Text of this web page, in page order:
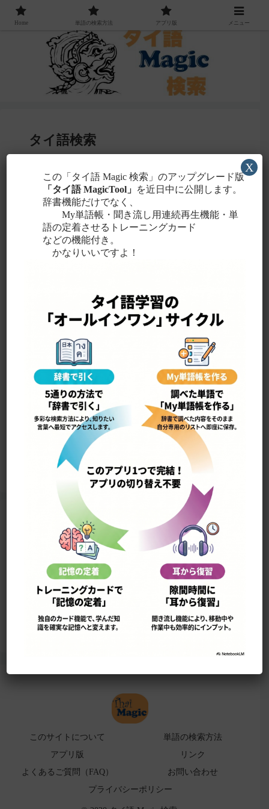
タイ語検索
・聞こえたタイ語を一番近いと感じるローマ字
に置き換えて検索！
タイ文字での検索も含め、詳しくはこちら。
yàaŋ ˀʉ̀ʉn อย่างอื่น
他のもの，他の種類
このサイトについて
単語の検索法
ローマ字表
よくある検索ミス！
このサイトについて
単語の検索方法
アプリ版
リンク
よくあるご質問（FAQ）
お問い合わせ
プライバシーポリシー
Home 単語の検索方法 アプリ版 メニュー
この「タイ語 Magic 検索」のアップグレード版
「タイ語 MagicTool」
を近日中に公開します。
辞書機能だけでなく、
My単語帳・聞き流し用連続再生機能・単
語の定着させるトレーニングカード
などの機能付き。
かなりいいですよ！
X